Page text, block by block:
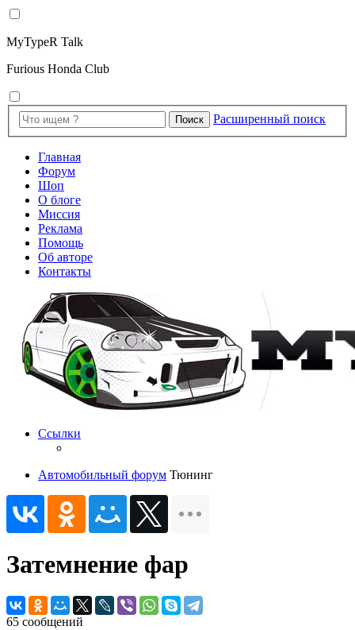
MyTypeR Talk
Furious Honda Club
Поиск Расширенный поиск
Главная
Форум
Шоп
О блоге
Миссия
Реклама
Помощь
Об авторе
Контакты
Ссылки
Автомобильный форум Тюнинг
Затемнение фар
65 сообщений